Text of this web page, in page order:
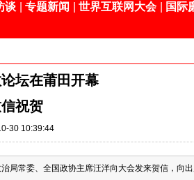
谈 专题新闻 世界互联网大会 国际
坛在莆田开幕
祝贺
30 10:39:44
局常委、全国政协主席汪洋向大会发来贺信，向